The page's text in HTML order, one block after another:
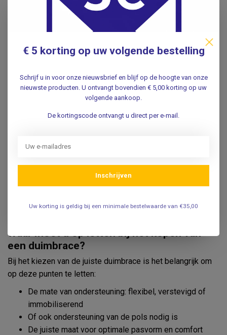
helpen om het duimgewricht te ontlasten en pijn te
verminderen tijdens dagelijkse handelingen.
Na een operatie of bij acute klachten kan een duimspalk of
rust te geven.
Wanneer gebruikt u een duimbrace?
Een duimbrace wordt vaak gebruikt bij:
of De Quervain
Skiduim of ander ligamentletsel
Artrose of reumatische klachten
Herstel na een operatie of blessure
Waar moet u op letten bij het kopen van
een duimbrace?
Bij het kiezen van de juiste duimbrace is het belangrijk om
op deze punten te letten:
De mate van ondersteuning: flexibel, verstevigd of
immobiliserend
Of ook ondersteuning van de pols nodig is
De juiste maat voor optimale pasvorm en comfort
€ 5 korting op uw volgende bestelling
Schrijf u in voor onze nieuwsbrief en blijf op de hoogte van onze
nieuwste producten. U ontvangt bovendien € 5,00 korting op uw
volgende aankoop.
De kortingscode ontvangt u direct per e-mail.
Inschrijven
Uw korting is geldig bij een minimale bestelwaarde van €35,00